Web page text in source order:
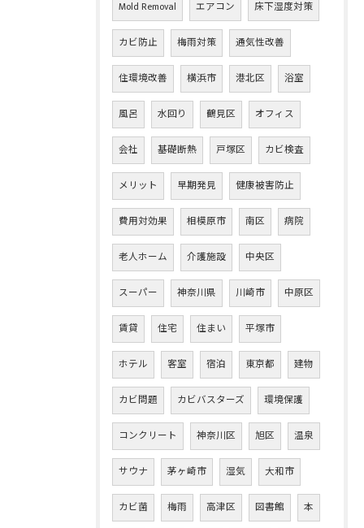
Mold Removal エアコン 床下湿度対策
カビ防止 梅雨対策 通気性改善
住環境改善 横浜市 港北区 浴室
風呂 水回り 鶴見区 オフィス
会社 基礎断熱 戸塚区 カビ検査
メリット 早期発見 健康被害防止
費用対効果 相模原市 南区 病院
老人ホーム 介護施設 中央区
スーパー 神奈川県 川崎市 中原区
賃貸 住宅 住まい 平塚市
ホテル 客室 宿泊 東京都 建物
カビ問題 カビバスターズ 環境保護
コンクリート 神奈川区 旭区 温泉
サウナ 茅ヶ崎市 湿気 大和市
カビ菌 梅雨 高津区 図書館 本